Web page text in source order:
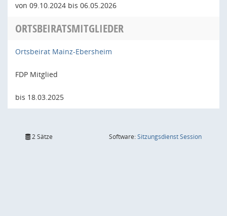
von 09.10.2024 bis 06.05.2026
ORTSBEIRATSMITGLIEDER
Ortsbeirat Mainz-Ebersheim
FDP Mitglied
bis 18.03.2025
2 Sätze Software:SitzungsdienstSession(Wird in